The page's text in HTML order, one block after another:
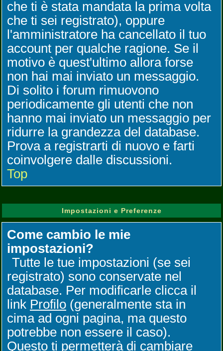
che ti è stata mandata la prima volta
che ti sei registrato), oppure
l'amministratore ha cancellato il tuo
account per qualche ragione. Se il
motivo è quest'ultimo allora forse
non hai mai inviato un messaggio.
Di solito i forum rimuovono
periodicamente gli utenti che non
hanno mai inviato un messaggio per
ridurre la grandezza del database.
Prova a registrarti di nuovo e farti
coinvolgere dalle discussioni.
Top
Impostazioni e Preferenze
Come cambio le mie
impostazioni?
Tutte le tue impostazioni (se sei
registrato) sono conservate nel
database. Per modificarle clicca il
link Profilo (generalmente sta in
cima ad ogni pagina, ma questo
potrebbe non essere il caso).
Questo ti permetterà di cambiare